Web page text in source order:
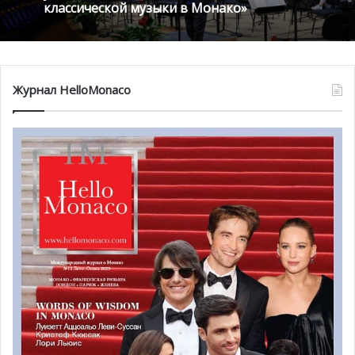
Terre de Monaco предлагает достаточно простое
решение, позволяющее не только предприятиям
производить экологически чистые продукты, но и всем
Кадзуки Ямада: «Надеюсь, мне удалось
увеличить число поклонников
классической музыки в Монако»
Журнал HelloMonaco